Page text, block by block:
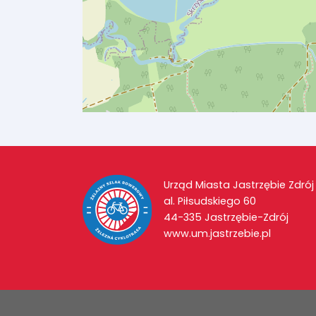
Urząd Miasta Jastrzębie Zdrój
al. Piłsudskiego 60
44-335 Jastrzębie-Zdrój
www.um.jastrzebie.pl